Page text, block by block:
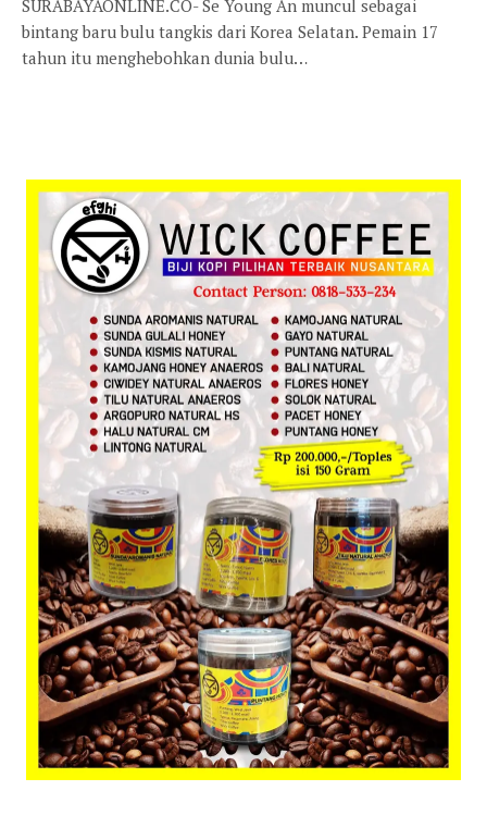
SURABAYAONLINE.CO- Se Young An muncul sebagai
bintang baru bulu tangkis dari Korea Selatan. Pemain 17
tahun itu menghebohkan dunia bulu…